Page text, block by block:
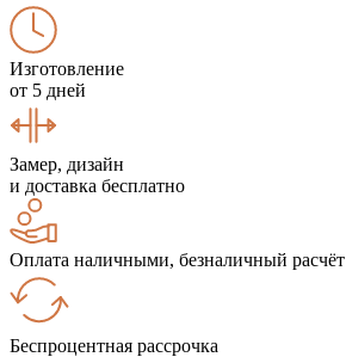
Изготовление
от 5 дней
Замер, дизайн
и доставка бесплатно
Оплата наличными, безналичный расчёт
Беспроцентная рассрочка